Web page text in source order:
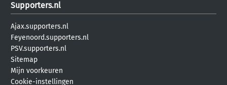
Supporters.nl
Ajax.supporters.nl
Feyenoord.supporters.nl
PSV.supporters.nl
Sitemap
Mijn voorkeuren
Cookie-instellingen